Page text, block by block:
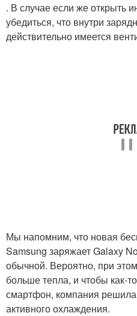
. В случае если же открыть
убедиться, что внутри
действительно имеется
Мы напомним, что новая
Samsung заряжает Galaxy
обычной. Вероятно, при
больше тепла, и чтобы как-
смартфон, компания решила
активного охлаждения.